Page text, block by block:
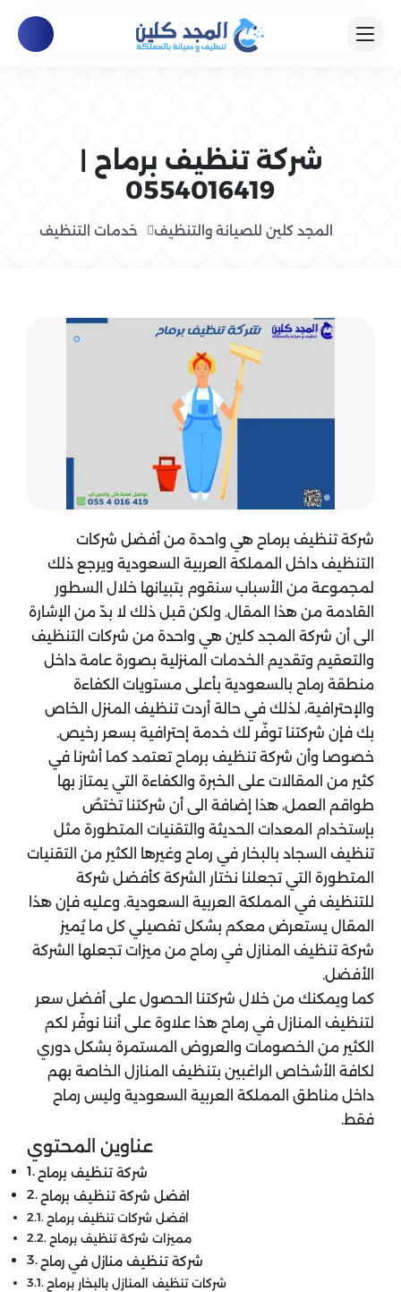
شركة تنظيف برماح |
0554016419
المجد كلين للصيانة والتنظيف خدمات التنظيف
شركة تنظيف برماح هي واحدة من أفضل شركات
التنظيف داخل المملكة العربية السعودية ويرجع ذلك
لمجموعة من الأسباب سنقوم بتبيانها خلال السطور
القادمة من هذا المقال. ولكن قبل ذلك لا بدّ من الإشارة
الى أن شركة المجد كلين هي واحدة من شركات التنظيف
والتعقيم وتقديم الخدمات المنزلية بصورة عامة داخل
منطقة رماح بالسعودية بأعلى مستويات الكفاءة
والإحترافية، لذلك في حالة أردت تنظيف المنزل الخاص
بك فإن شركتنا توفّر لك خدمة إحترافية بسعر رخيص.
خصوصا وأن شركة تنظيف برماح تعتمد كما أشرنا في
كثير من المقالات على الخبرة والكفاءة التي يمتاز بها
طواقم العمل، هذا إضافة الى أن شركتنا تختصُ
بإستخدام المعدات الحديثة والتقنيات المتطورة مثل
تنظيف السجاد بالبخار في رماح وغيرها الكثير من التقنيات
المتطورة التي تجعلنا نختار الشركة كأفضل شركة
للتنظيف في المملكة العربية السعودية. وعليه فإن هذا
المقال يستعرض معكم بشكل تفصيلي كل ما يُميز
شركة تنظيف المنازل في رماح من ميزات تجعلها الشركة
الأفضل.
كما ويمكنك من خلال شركتنا الحصول على أفضل سعر
لتنظيف المنازل في رماح هذا علاوة على أننا نوفّر لكم
الكثير من الخصومات والعروض المستمرة بشكل دوري
لكافة الأشخاص الراغبين بتنظيف المنازل الخاصة بهم
داخل مناطق المملكة العربية السعودية وليس رماح
فقط.
عناوين المحتوي
شركة تنظيف برماح
افضل شركة تنظيف برماح
افضل شركات تنظيف برماح
مميزات شركة تنظيف برماح
شركة تنظيف منازل في رماح
شركات تنظيف المنازل بالبخار برماح